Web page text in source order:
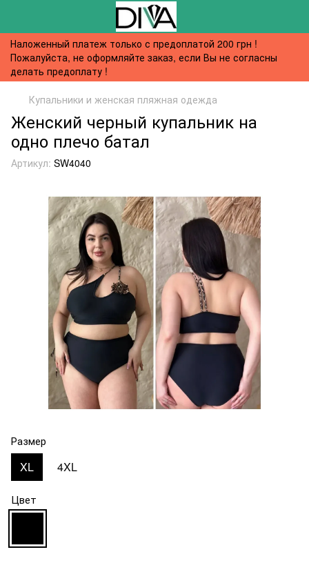
Наложенный платеж только с предоплатой 200 грн !
Пожалуйста, не оформляйте заказ, если Вы не согласны
делать предоплату !
Купальники и женская пляжная одежда
Женский черный купальник на
одно плечо батал
Артикул: SW4040
Размер
XL 4XL
Цвет